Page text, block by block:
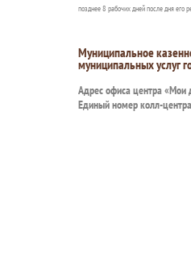
позднее 8 рабочих дней после дня его
Муниципальное
муниципальных услуг
Адрес офиса центра «Мои
Единый номер колл-